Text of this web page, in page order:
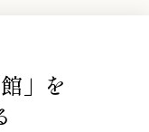
」を